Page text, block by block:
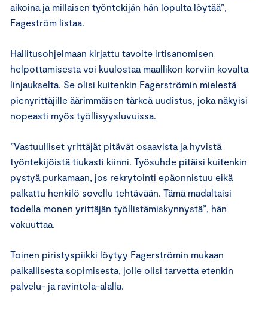
aikoina ja millaisen työntekijän hän lopulta löytää”,
Fageström listaa.
Hallitusohjelmaan kirjattu tavoite irtisanomisen
helpottamisesta voi kuulostaa maallikon korviin kovalta
linjaukselta. Se olisi kuitenkin Fagerströmin mielestä
pienyrittäjille äärimmäisen tärkeä uudistus, joka näkyisi
nopeasti myös työllisyysluvuissa.
”Vastuulliset yrittäjät pitävät osaavista ja hyvistä
työntekijöistä tiukasti kiinni. Työsuhde pitäisi kuitenkin
pystyä purkamaan, jos rekrytointi epäonnistuu eikä
palkattu henkilö sovellu tehtävään. Tämä madaltaisi
todella monen yrittäjän työllistämiskynnystä”, hän
vakuuttaa.
Toinen piristyspiikki löytyy Fagerströmin mukaan
paikallisesta sopimisesta, jolle olisi tarvetta etenkin
palvelu- ja ravintola-alalla.